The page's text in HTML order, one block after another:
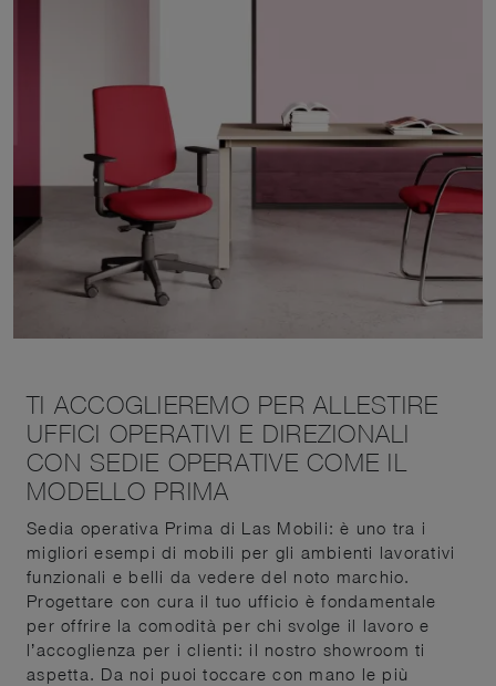
TI ACCOGLIEREMO PER ALLESTIRE
UFFICI OPERATIVI E DIREZIONALI
CON SEDIE OPERATIVE COME IL
MODELLO PRIMA
Sedia operativa Prima di Las Mobili: è uno tra i
migliori esempi di mobili per gli ambienti lavorativi
funzionali e belli da vedere del noto marchio.
Progettare con cura il tuo ufficio è fondamentale
per offrire la comodità per chi svolge il lavoro e
l’accoglienza per i clienti: il nostro showroom ti
aspetta. Da noi puoi toccare con mano le più